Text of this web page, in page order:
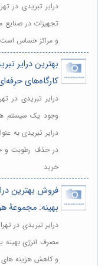
درایر تبریدی در
تجهیزات در صنایع
و مراکز حساس
بهترین درایر
کارگاه‌های
درایر تبریدی در
وجود یک سیستم
درایر تبریدی به
در حذف رطوبت و
خرید
فروش بهترین
بهینه: مجموعۀ
درایر تبریدی در
مصرف انرژی بهینه
و کاهش هزینه